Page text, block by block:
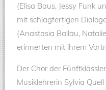
(Elisa Baus, Jessy Funk
mit schlagfertigen
(Anastasia Ballau,
erinnerten mit ihrem
Der Chor der
Musiklehrerin Sylvia